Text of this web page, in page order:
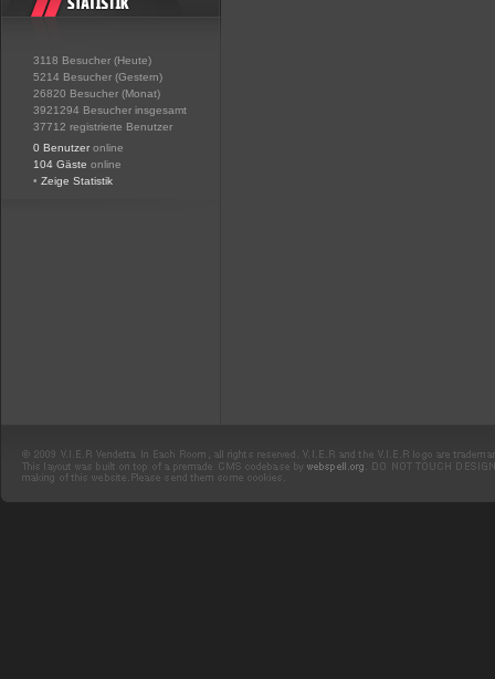
3118 Besucher (Heute)
5214 Besucher (Gestern)
26820 Besucher (Monat)
3921294 Besucher insgesamt
37712 registrierte Benutzer
0 Benutzer online
104 Gäste online
• Zeige Statistik